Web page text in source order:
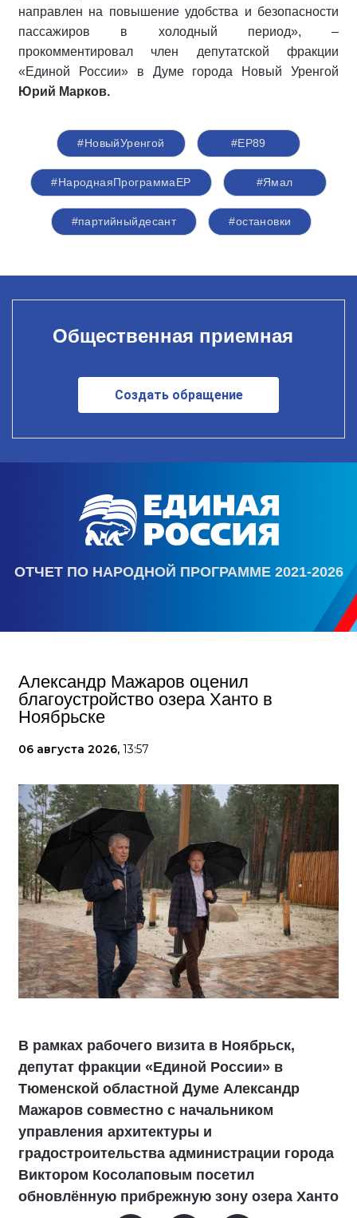
направлен на повышение удобства и безопасности
пассажиров в холодный период», –
прокомментировал член депутатской фракции
«Единой России» в Думе города Новый Уренгой
Юрий Марков.
#НовыйУренгой #ЕР89
#НароднаяПрограммаЕР #Ямал
#партийныйдесант #остановки
Общественная приемная
Создать обращение
ОТЧЕТ ПО НАРОДНОЙ ПРОГРАММЕ 2021-2026
Александр Мажаров оценил
благоустройство озера Ханто в
Ноябрьске
06 августа 2026, 13:57
В рамках рабочего визита в Ноябрьск,
депутат фракции «Единой России» в
Тюменской областной Думе Александр
Мажаров совместно с начальником
управления архитектуры и
градостроительства администрации города
Виктором Косолаповым посетил
обновлённую прибрежную зону озера Ханто